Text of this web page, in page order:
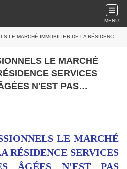
MENU
DE LA RÉSIDENCE SERVICES POUR PERSONNES ÂGÉES N'EST PAS MATURE
LE MARCHÉ
SERVICES
N'EST PAS
LE MARCHÉ
RÉSIDENCE SERVICES
ÂGÉES N'EST PAS